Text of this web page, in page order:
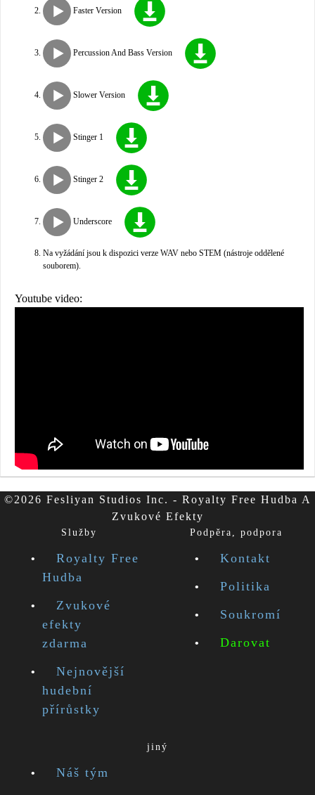
Faster Version
Percussion And Bass Version
Slower Version
Stinger 1
Stinger 2
Underscore
Na vyžádání jsou k dispozici verze WAV nebo STEM (nástroje oddělené
souborem).
Youtube video:
©2026 Fesliyan Studios Inc. - Royalty Free Hudba A
Zvukové Efekty
Služby
Royalty Free
Hudba
Zvukové
efekty
zdarma
Nejnovější
hudební
přírůstky
Podpěra, podpora
Kontakt
Politika
Soukromí
Darovat
jiný
Náš tým